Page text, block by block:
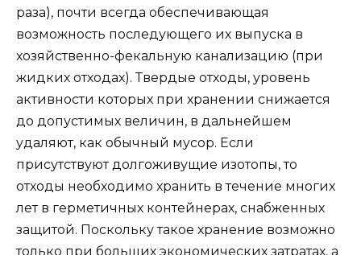
раза), почти всегда обеспечивающая
возможность последующего их выпуска в
хозяйственно-фекальную канализацию (при
жидких отходах). Твердые отходы, уровень
активности которых при хранении снижается
до допустимых величин, в дальнейшем
удаляют, как обычный мусор. Если
присутствуют долгоживущие изотопы, то
отходы необходимо хранить в течение многих
лет в герметичных контейнерах, снабженных
защитой. Поскольку такое хранение возможно
только при больших экономических затратах, а